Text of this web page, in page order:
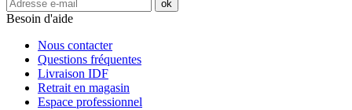
Besoin d'aide
Nous contacter
Questions fréquentes
Livraison IDF
Retrait en magasin
Espace professionnel